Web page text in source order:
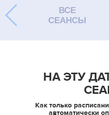
ВСЕ
СЕАНСЫ
НА ЭТУ
Как только
автоматически